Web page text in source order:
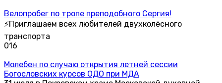
Велопробег по тропе преподобного Сергия!
⚡Приглашаем всех любителей двухколёсного
транспорта
016
Молебен по случаю открытия летней сессии
Богословских курсов ОДО при МДА